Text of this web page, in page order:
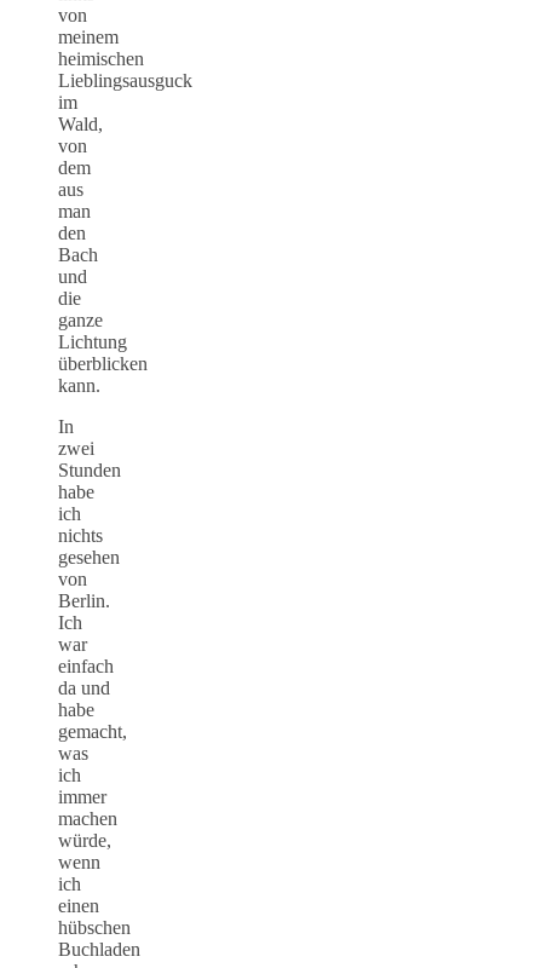
von
meinem
heimischen
Lieblingsausguck
im
Wald,
von
dem
aus
man
den
Bach
und
die
ganze
Lichtung
überblicken
kann.
In
zwei
Stunden
habe
ich
nichts
gesehen
von
Berlin.
Ich
war
einfach
da und
habe
gemacht,
was
ich
immer
machen
würde,
wenn
ich
einen
hübschen
Buchladen